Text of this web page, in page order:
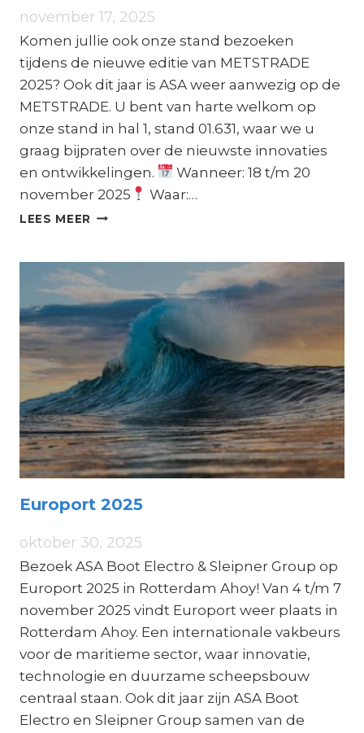
november 17, 2025
Komen jullie ook onze stand bezoeken
tijdens de nieuwe editie van METSTRADE
2025? Ook dit jaar is ASA weer aanwezig op de
METSTRADE. U bent van harte welkom op
onze stand in hal 1, stand 01.631, waar we u
graag bijpraten over de nieuwste innovaties
en ontwikkelingen.
Wanneer: 18 t/m 20
november 2025
Waar:…
LEES MEER METSTRADE
Europort 2025
oktober 30, 2025
Bezoek ASA Boot Electro & Sleipner Group op
Europort 2025 in Rotterdam Ahoy! Van 4 t/m 7
november 2025 vindt Europort weer plaats in
Rotterdam Ahoy. Een internationale vakbeurs
voor de maritieme sector, waar innovatie,
technologie en duurzame scheepsbouw
centraal staan. Ook dit jaar zijn ASA Boot
Electro en Sleipner Group samen van de